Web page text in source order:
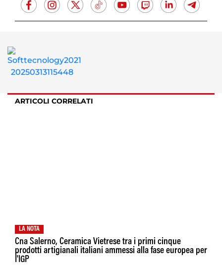
ARTICOLI CORRELATI
LA NOTA
Cna Salerno, Ceramica Vietrese tra i primi cinque
prodotti artigianali italiani ammessi alla fase europea per
I'IGP